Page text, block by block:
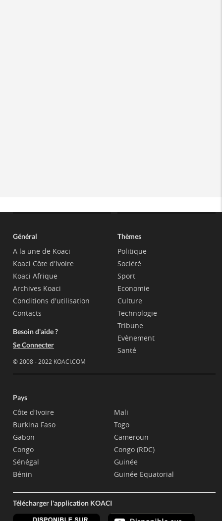
Général
A la une de Koaci
Koaci Côte d'Ivoire
Koaci Afrique
Archives Koaci
Conditions d'utilisation
Contacts
Besoin d'aide ?
Se Connecter
© 2008 - 2022 KOACI.COM
Thèmes
Politique
Société
Sport
Economie
Culture
Technologie
Tribune
Evènement
Santé
Pays
Côte d'Ivoire
Burkina Faso
Gabon
Congo
Sénégal
Bénin
Mali
Togo
Cameroun
Congo (RDC)
Guinée
Guinée Equatorial
Télécharger l'application KOACI